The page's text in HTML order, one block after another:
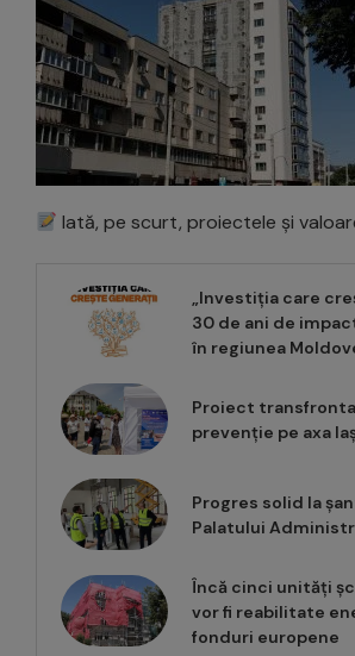
Iată, pe scurt, proiectele și
„Investiția care
30 de ani de
în regiunea
Proiect
prevenție pe axa
Progres solid la
Palatului
Încă cinci unități
vor fi reabilitate
fonduri europene